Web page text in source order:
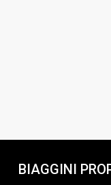
BIAGGINI